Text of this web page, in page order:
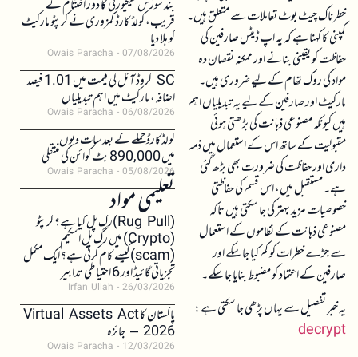
خطرناک چیٹ بوٹ تعاملات سے متعلق ہیں۔
کمپنی کا کہنا ہے کہ یہ اپ ڈیٹس صارفین کی
حفاظت کو یقینی بنانے اور ممکنہ نقصان دہ
مواد کی روک تھام کے لیے ضروری ہیں۔
مارکیٹ اور صارفین کے لیے یہ تبدیلیاں اہم
ہیں کیونکہ مصنوعی ذہانت کی بڑھتی ہوئی
مقبولیت کے ساتھ اس کے استعمال میں ذمہ
داری اور حفاظت کی ضرورت بھی بڑھ گئی
ہے۔ مستقبل میں، اس قسم کی حفاظتی
خصوصیات مزید بہتر کی جا سکتی ہیں تاکہ
مصنوعی ذہانت کے نظاموں کے استعمال
سے جڑے خطرات کو کم کیا جا سکے اور
صارفین کے اعتماد کو مضبوط بنایا جا سکے۔
یہ خبر تفصیل سے یہاں پڑھی جا سکتی ہے:
decrypt
بند سورس سیکیورٹی کا دور اختتام کے
قریب، کولڈ کارڈ کمزوری نے کرپٹو مارکیٹ
کو ہلا دیا
Owais Paracha 07/08/2026
SC کروڈ آئل کی قیمت میں 1.01 فیصد
اضافہ، مارکیٹ میں اہم تبدیلیاں
Owais Paracha 06/08/2026
کولڈکارڈ حملے کے بعد سات دنوں
میں 890,000 بٹ کوائن کی منتقلی
Owais Paracha 05/08/2026
تعلیمی مواد(Rug Pull)رگ پل کیا ہے؟ کرپٹو
(Crypto) میں رگ پل اسکیم
(scam)کیسے کام کرتی ہے؟ ایک مکمل
تجزیاتی گائیڈ اور 6 احتیاطی تدابیر
Irfan Ullah 26/03/2026
پاکستان کا Virtual Assets Act
2026 – جائزہ
Owais Paracha 12/03/2026